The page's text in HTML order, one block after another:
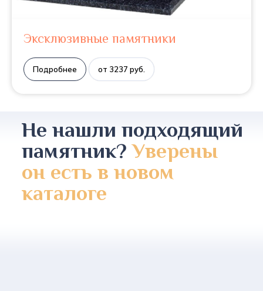
Эксклюзивные памятники
Подробнее от 3237 руб.
Не нашли подходящий
памятник?Уверены
он есть в новом
каталоге